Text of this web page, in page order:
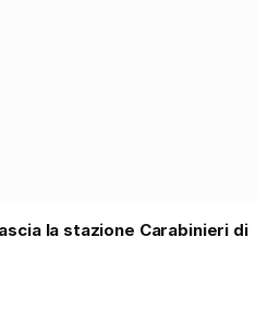
la stazione Carabinieri di